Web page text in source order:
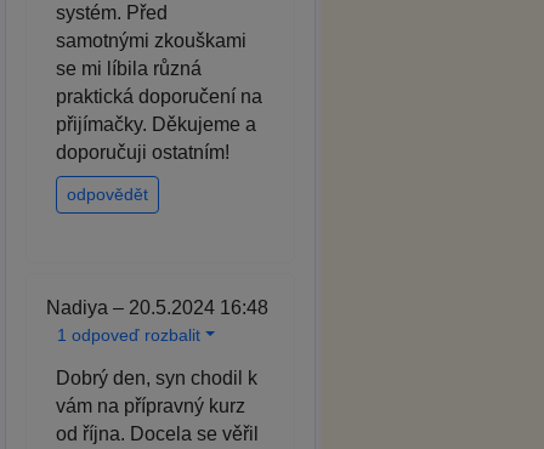
systém. Před
samotnými zkouškami
se mi líbila různá
praktická doporučení na
přijímačky. Děkujeme a
doporučuji ostatním!
odpovědět
Nadiya – 20.5.2024 16:48
1 odpoveď rozbalit
Dobrý den, syn chodil k
vám na přípravný kurz
od října. Docela se věřil